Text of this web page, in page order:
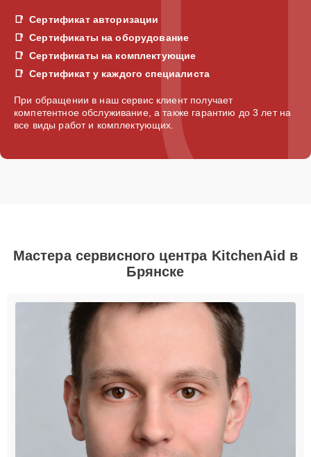
Сертификат авторизации
Сертификаты на оборудование
Сертификаты на комплектующие
Сертификат у каждого специалиста
При обращении в наш сервис клиент получает
компетентное обслуживание, а также гарантию до 3 лет на
все виды работ и комплектующих.
Мастера сервисного центра KitchenAid в
Брянске